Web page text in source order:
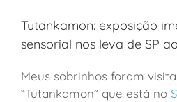
Tutankamon: exposição
sensorial nos leva de SP
Meus sobrinhos foram
“Tutankamon” que está no